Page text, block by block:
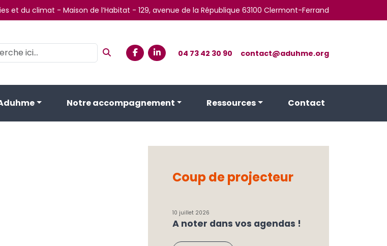
et du climat - Maison de l’Habitat - 129, avenue de la République 63100 Clermont-Ferrand
04 73 42 30 90 contact@aduhme.org
Notre accompagnement Ressources Contact
Coup de projecteur
10 juillet 2026
A noter dans vos agendas !